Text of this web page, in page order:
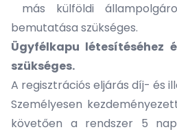
más külföldi
bemutatása szükséges.
Ügyfélkapu létesítéséhez
szükséges.
A regisztrációs eljárás díj- és
Személyesen
követően a rendszer 5